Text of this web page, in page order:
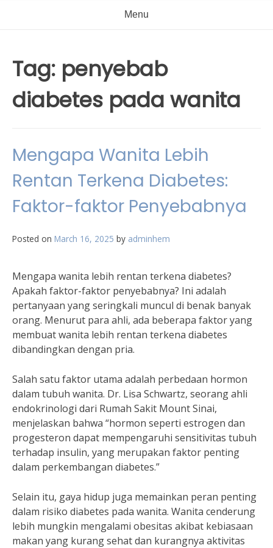
Menu
Tag: penyebab
diabetes pada wanita
Mengapa Wanita Lebih
Rentan Terkena Diabetes:
Faktor-faktor Penyebabnya
Posted on March 16, 2025 by adminhem
Mengapa wanita lebih rentan terkena diabetes?
Apakah faktor-faktor penyebabnya? Ini adalah
pertanyaan yang seringkali muncul di benak banyak
orang. Menurut para ahli, ada beberapa faktor yang
membuat wanita lebih rentan terkena diabetes
dibandingkan dengan pria.
Salah satu faktor utama adalah perbedaan hormon
dalam tubuh wanita. Dr. Lisa Schwartz, seorang ahli
endokrinologi dari Rumah Sakit Mount Sinai,
menjelaskan bahwa “hormon seperti estrogen dan
progesteron dapat mempengaruhi sensitivitas tubuh
terhadap insulin, yang merupakan faktor penting
dalam perkembangan diabetes.”
Selain itu, gaya hidup juga memainkan peran penting
dalam risiko diabetes pada wanita. Wanita cenderung
lebih mungkin mengalami obesitas akibat kebiasaan
makan yang kurang sehat dan kurangnya aktivitas